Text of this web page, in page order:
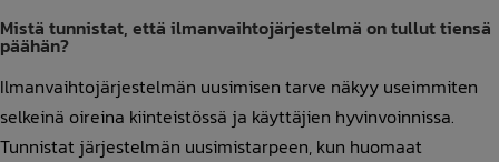
Mistä tunnistat, että ilmanvaihtojärjestelmä on tullut tiensä
päähän?
Ilmanvaihtojärjestelmän uusimisen tarve näkyy useimmiten
selkeinä oireina kiinteistössä ja käyttäjien hyvinvoinnissa.
Tunnistat järjestelmän uusimistarpeen, kun huomaat